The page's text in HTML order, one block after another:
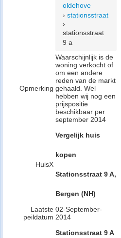
oldehove
› stationsstraat
›
stationsstraat
9 a
Opmerking
Waarschijnlijk is de
woning verkocht of
om een andere
reden van de markt
gehaald. Wel
hebben wij nog een
prijspositie
beschikbaar per
september 2014
HuisX
Vergelijk huis
kopen
Stationsstraat 9 A,
Bergen (NH)
Laatste
peildatum
02-September-
2014
Stationsstraat 9 A